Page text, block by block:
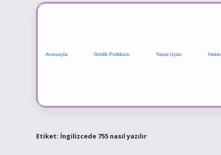
Anasayfa Gizlilik Politikası Yasal Uyarı
Etiket: İngilizcede 755 nasıl yazılır